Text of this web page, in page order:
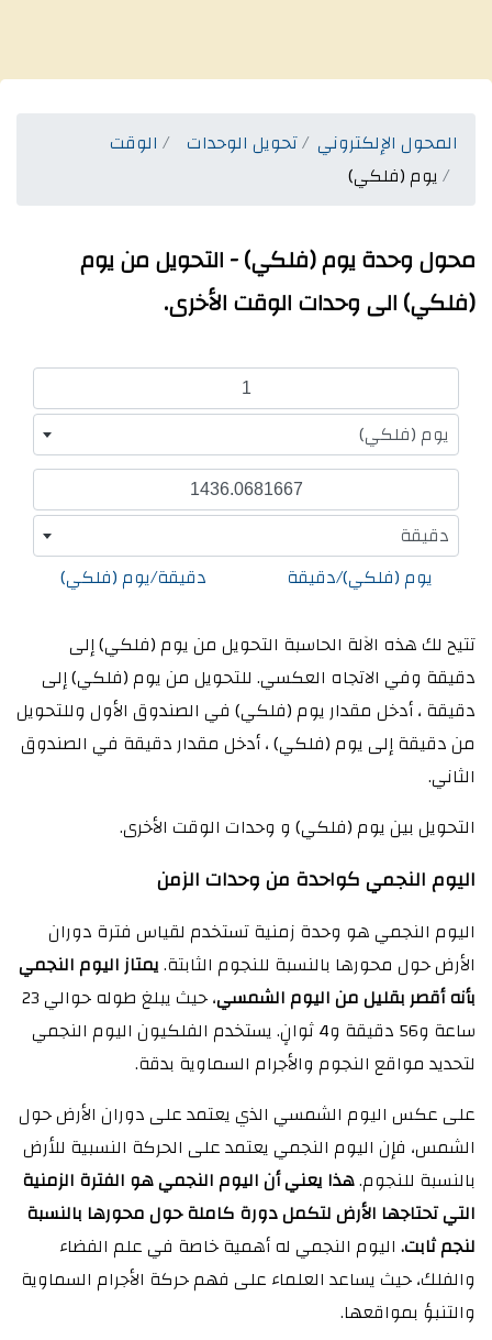
المحول الإلكتروني تحويل الوحدات
الوقت
يوم (فلكي)
محول وحدة يوم (فلكي) - التحويل من يوم
(فلكي) الى وحدات الوقت الأخرى.
يوم (فلكي)
دقيقة
يوم (فلكي)/دقيقة
دقيقة/يوم (فلكي)
تتيح لك هذه الآلة الحاسبة التحويل من يوم (فلكي) إلى
دقيقة وفي الاتجاه العكسي. للتحويل من يوم (فلكي) إلى
دقيقة ، أدخل مقدار يوم (فلكي) في الصندوق الأول وللتحويل
من دقيقة إلى يوم (فلكي) ، أدخل مقدار دقيقة في الصندوق
الثاني.
التحويل بين يوم (فلكي) و وحدات الوقت الأخرى.
اليوم النجمي كواحدة من وحدات الزمن
اليوم النجمي هو وحدة زمنية تستخدم لقياس فترة دوران
الأرض حول محورها بالنسبة للنجوم الثابتة.يمتاز اليوم النجمي
بأنه أقصر بقليل من اليوم الشمسي
، حيث يبلغ طوله حوالي 23
ساعة و56 دقيقة و4 ثوانٍ. يستخدم الفلكيون اليوم النجمي
لتحديد مواقع النجوم والأجرام السماوية بدقة.
على عكس اليوم الشمسي الذي يعتمد على دوران الأرض حول
الشمس، فإن اليوم النجمي يعتمد على الحركة النسبية للأرض
بالنسبة للنجوم.هذا يعني أن اليوم النجمي هو الفترة الزمنية
التي تحتاجها الأرض لتكمل دورة كاملة حول محورها بالنسبة
لنجم ثابت. اليوم النجمي له أهمية خاصة في علم الفضاء
والفلك، حيث يساعد العلماء على فهم حركة الأجرام السماوية
والتنبؤ بمواقعها.